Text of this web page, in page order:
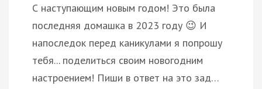
С наступающим новым годом! Это была
последняя домашка в 2023 году 😉 И
напоследок перед каникулами я попрошу
тебя... поделиться своим новогодним
настроением! Пиши в ответ на это зад…